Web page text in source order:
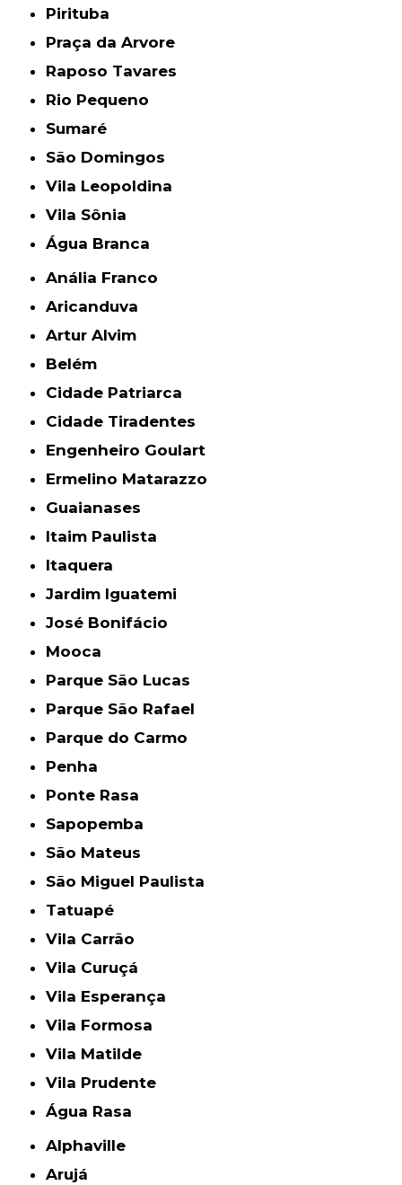
Pirituba
Praça da Arvore
Raposo Tavares
Rio Pequeno
Sumaré
São Domingos
Vila Leopoldina
Vila Sônia
Água Branca
Anália Franco
Aricanduva
Artur Alvim
Belém
Cidade Patriarca
Cidade Tiradentes
Engenheiro Goulart
Ermelino Matarazzo
Guaianases
Itaim Paulista
Itaquera
Jardim Iguatemi
José Bonifácio
Mooca
Parque São Lucas
Parque São Rafael
Parque do Carmo
Penha
Ponte Rasa
Sapopemba
São Mateus
São Miguel Paulista
Tatuapé
Vila Carrão
Vila Curuçá
Vila Esperança
Vila Formosa
Vila Matilde
Vila Prudente
Água Rasa
Alphaville
Arujá